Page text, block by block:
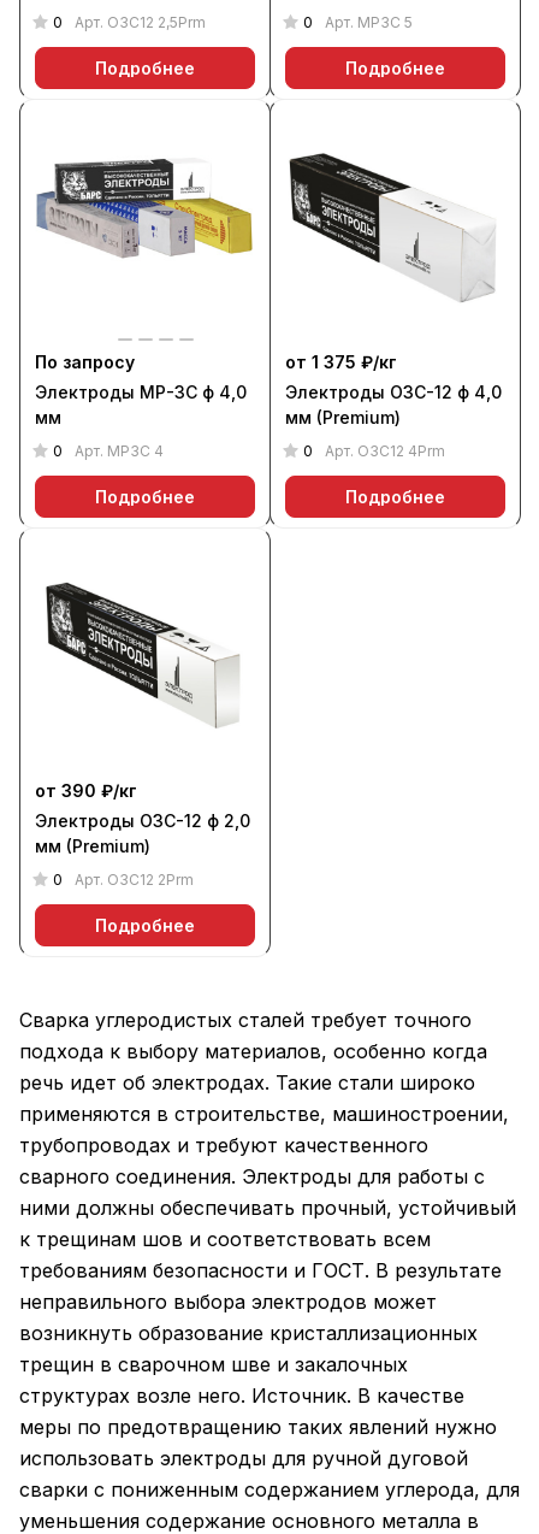
0 Арт. ОЗС12 2,5Prm
Подробнее
0 Арт. МР3С 5
Подробнее
По запросу
Электроды МР-3С ф 4,0
мм
0 Арт. МР3С 4
Подробнее
от 1 375 ₽/кг
Электроды ОЗС-12 ф 4,0
мм (Premium)
0 Арт. ОЗС12 4Prm
Подробнее
от 390 ₽/кг
Электроды ОЗС-12 ф 2,0
мм (Premium)
0 Арт. ОЗС12 2Prm
Подробнее
Сварка углеродистых сталей требует точного
подхода к выбору материалов, особенно когда
речь идет об электродах. Такие стали широко
применяются в строительстве, машиностроении,
трубопроводах и требуют качественного
сварного соединения. Электроды для работы с
ними должны обеспечивать прочный, устойчивый
к трещинам шов и соответствовать всем
требованиям безопасности и ГОСТ. В результате
неправильного выбора электродов может
возникнуть образование кристаллизационных
трещин в сварочном шве и закалочных
структурах возле него. Источник. В качестве
меры по предотвращению таких явлений нужно
использовать электроды для ручной дуговой
сварки с пониженным содержанием углерода, для
уменьшения содержание основного металла в